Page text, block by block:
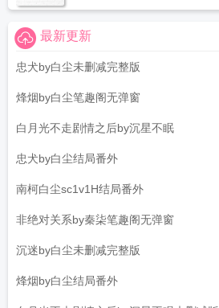
最新更新
忠犬by白尘未删减完整版
烽烟by白尘笔趣阁无弹窗
白月光不走剧情之后by沉星不眠
忠犬by白尘结局番外
南柯白尘sc1v1H结局番外
非绝对关系by秦柒笔趣阁无弹窗
沉迷by白尘未删减完整版
烽烟by白尘结局番外